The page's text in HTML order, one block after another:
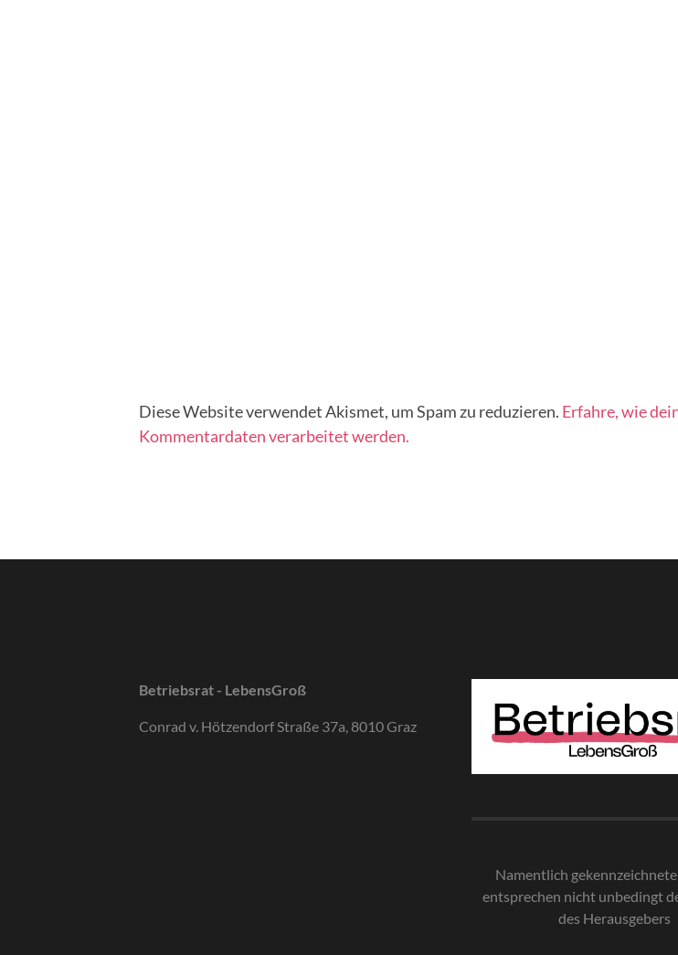
Diese Website verwendet Akismet, um Spam zu reduzieren. Erfahre, wie
Kommentardaten verarbeitet werden.
Betriebsrat - LebensGroß
Conrad v. Hötzendorf Straße 37a, 8010 Graz
Namentlich
entsprechen nicht unbedingt
des Herausgebers